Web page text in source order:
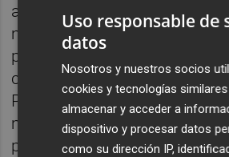
alcaldesa,
Begoña Carrasco
mirando hacia otro lado pese
proliferación de bajos
convertidos en
Partido Socialista señalan
meses denunciando esta
presente en toda la zona del
Uso responsable de
datos
Nosotros y nuestros socios
cookies y tecnologías
almacenar y acceder a
dispositivo y procesar datos
como su dirección IP,